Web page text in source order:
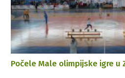
Počele Male olimpijske igre u